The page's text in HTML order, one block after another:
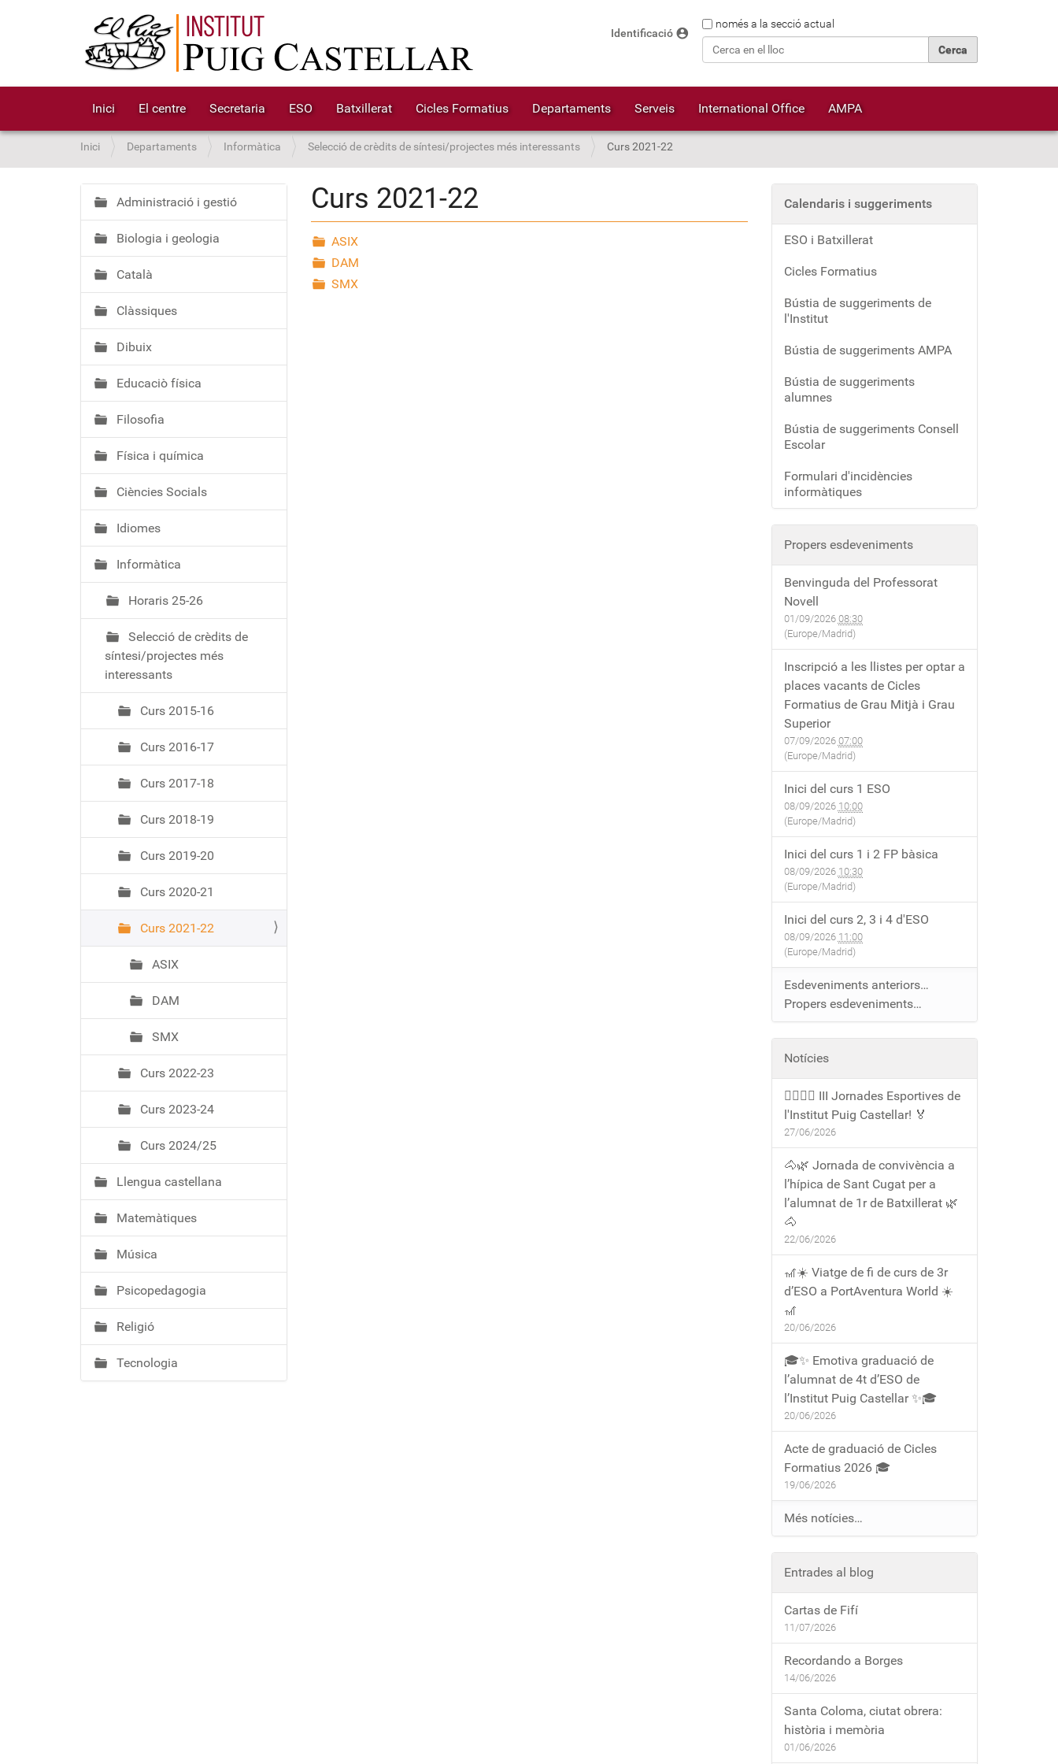
Cercanomés a la secció actual
Identificació account_circle
Inici El centre Secretaria ESO Batxillerat Cicles Formatius Departaments Serveis International Office AMPA
S
o
u
:
Inici Departaments Informàtica Selecció de crèdits de síntesi/projectes més interessants Curs 2021-22
Curs 2021-22
ASIX
DAM
SMX
N
a
v
e
g
a
c
ó
Administració i gestió
Biologia i geologia
Català
Clàssiques
Dibuix
Educaciò física
Filosofia
Física i química
Ciències Socials
Idiomes
Informàtica
Horaris 25-26
Selecció de crèdits de
síntesi/projectes més
interessants
Curs 2015-16
Curs 2016-17
Curs 2017-18
Curs 2018-19
Curs 2019-20
Curs 2020-21
Curs 2021-22
ASIX
DAM
SMX
Curs 2022-23
Curs 2023-24
Curs 2024/25
Llengua castellana
Matemàtiques
Música
Psicopedagogia
Religió
Tecnologia
Calendaris i suggeriments
ESO i Batxillerat
Cicles Formatius
Bústia de suggeriments de
l'Institut
Bústia de suggeriments AMPA
Bústia de suggeriments
alumnes
Bústia de suggeriments Consell
Escolar
Formulari d'incidències
informàtiques
Propers esdeveniments
Benvinguda del Professorat
Novell
01/09/2026 08:30
(Europe/Madrid)
Inscripció a les llistes per optar a
places vacants de Cicles
Formatius de Grau Mitjà i Grau
Superior
07/09/2026 07:00
(Europe/Madrid)
Inici del curs 1 ESO
08/09/2026 10:00
(Europe/Madrid)
Inici del curs 1 i 2 FP bàsica
08/09/2026 10:30
(Europe/Madrid)
Inici del curs 2, 3 i 4 d'ESO
08/09/2026 11:00
(Europe/Madrid)
Esdeveniments anteriors…
Propers esdeveniments…
Notícies
🏃‍♀️🏃‍♂️ III Jornades Esportives de
l'Institut Puig Castellar! 🏅
27/06/2026
🐴🌿 Jornada de convivència a
l’hípica de Sant Cugat per a
l’alumnat de 1r de Batxillerat 🌿
🐴
22/06/2026
🎢☀️ Viatge de fi de curs de 3r
d’ESO a PortAventura World ☀️
🎢
20/06/2026
🎓✨ Emotiva graduació de
l’alumnat de 4t d’ESO de
l’Institut Puig Castellar ✨🎓
20/06/2026
Acte de graduació de Cicles
Formatius 2026 🎓
19/06/2026
Més notícies…
Entrades al blog
Cartas de Fifí
11/07/2026
Recordando a Borges
14/06/2026
Santa Coloma, ciutat obrera:
història i memòria
01/06/2026